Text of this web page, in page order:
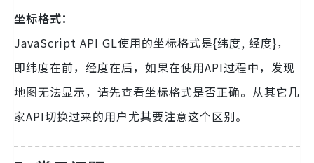
坐标格式：
JavaScript API GL使用的坐标格式是{纬度, 经度}，
即纬度在前，经度在后，如果在使用API过程中，发现
地图无法显示，请先查看坐标格式是否正确。从其它几
家API切换过来的用户尤其要注意这个区别。